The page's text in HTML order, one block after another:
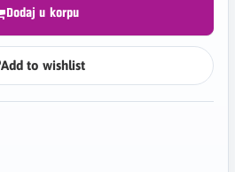
Dodaj u korpu
Add to wishlist